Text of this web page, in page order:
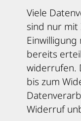
Viele
sind nur mit
Einwilligung
bereits
widerrufen.
bis zum
Widerruf